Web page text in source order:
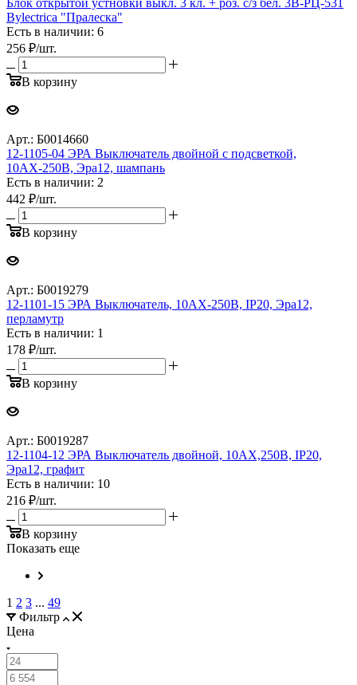
Bylectrica "Пралеска"
Есть в наличии: 6
256 ₽/шт.
В корзину
Арт.: Б0014660
12-1105-04 ЭРА Выключатель двойной с подсветкой,
10АХ-250В, Эра12, шампань
Есть в наличии: 2
442 ₽/шт.
В корзину
Арт.: Б0019279
12-1101-15 ЭРА Выключатель, 10АХ-250В, IP20, Эра12,
перламутр
Есть в наличии: 1
178 ₽/шт.
В корзину
Арт.: Б0019287
12-1104-12 ЭРА Выключатель двойной, 10АХ,250В, IP20,
Эра12, графит
Есть в наличии: 10
216 ₽/шт.
В корзину
Показать еще
1 2 3 ... 49
Фильтр
Цена